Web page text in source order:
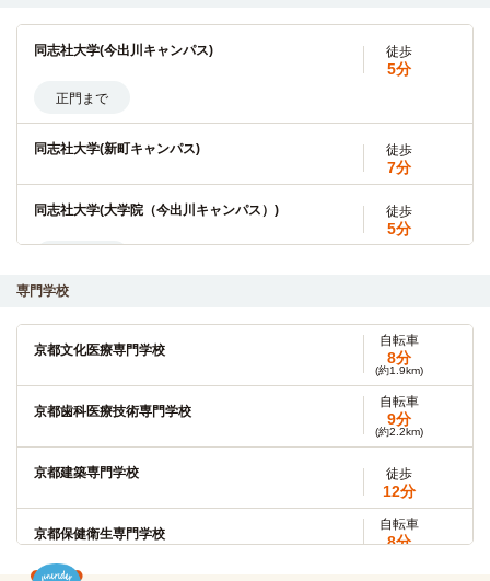
同志社大学(今出川キャンパス) 徒歩
5分
正門まで
同志社大学(新町キャンパス) 徒歩
7分
同志社大学(大学院（今出川キャンパス）) 徒歩
5分
9分
正門まで
同志社女子大学(大学院（今出川キャンパス）) 徒歩
8分
大谷大学(本部キャンパス) 8分
(約1.7km)
大谷大学(大学院)
自転車
8分
専門学校
京都文化医療専門学校
自転車
8分
(約1.9km)
京都歯科医療技術専門学校
自転車
9分
(約2.2km)
京都建築専門学校 徒歩
12分
京都保健衛生専門学校
自転車
8分